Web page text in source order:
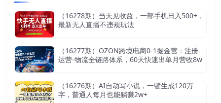
（16278期）当天见收益，一部手机日入500+，
最新无人直播不违规玩法
（16277期）OZON跨境电商0-1掘金营：注册-
运营-物流全链路体系，60天快速出单月营收8w
（16276期）AI自动写小说，一键生成120万
字，普通人每月也能躺赚2w+